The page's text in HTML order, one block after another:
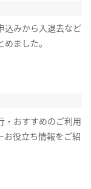
込みから入退去など
ました。
・おすすめのご利用
お役立ち情報をご紹